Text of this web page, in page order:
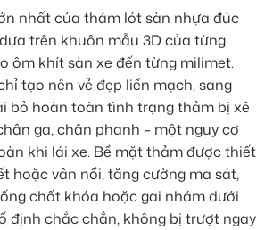
nhất của thảm lót sàn nhựa đúc
trên khuôn mẫu 3D của từng
ôm khít sàn xe đến từng milimet.
tạo nên vẻ đẹp liền mạch, sang
bỏ hoàn toàn tình trạng thảm bị xê
ga, chân phanh – một nguy cơ
khi lái xe. Bề mặt thảm được thiết
hoặc vân nổi, tăng cường ma sát,
chốt khóa hoặc gai nhám dưới
định chắc chắn, không bị trượt ngay